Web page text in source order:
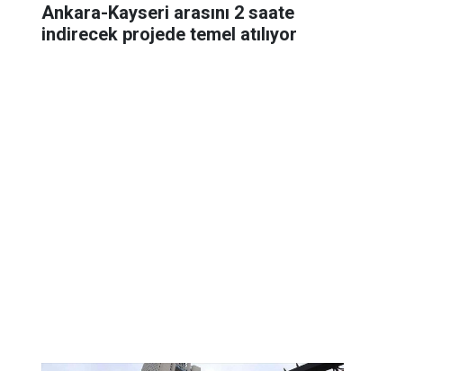
Ankara-Kayseri arasını 2 saate
indirecek projede temel atılıyor